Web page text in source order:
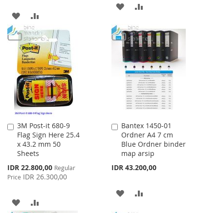
ADD
TO
WISH
LIST
TO
COMPARE
ADD
WISH
LIST
COMPARE
3M Post-it 680-9
Flag Sign Here 25.4
x 43.2 mm 50
Sheets
Special
Price
IDR 22.800,00 Regular
Price IDR 26.300,00
Add
to
Cart
ADD
Bantex 1450-01
Ordner A4 7 cm
Blue Ordner binder
map arsip
IDR 43.200,00
Add
to
Cart
ADD